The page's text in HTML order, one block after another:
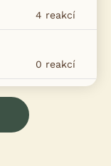
4 reakcí
0 reakcí